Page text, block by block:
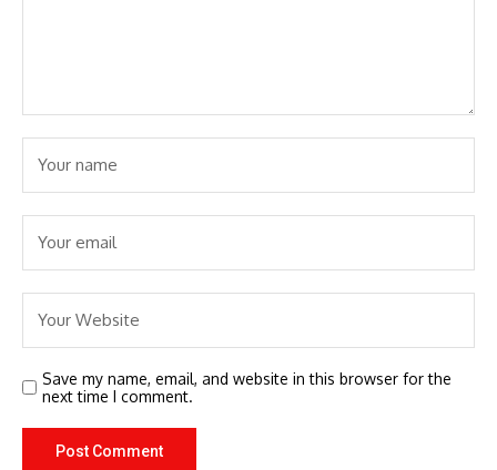
Save my name, email, and website in this browser for the
next time I comment.